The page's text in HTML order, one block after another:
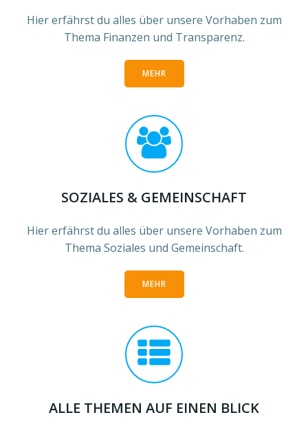
Hier erfährst du alles über unsere Vorhaben zum
Thema Finanzen und Transparenz.
MEHR
SOZIALES & GEMEINSCHAFT
Hier erfährst du alles über unsere Vorhaben zum
Thema Soziales und Gemeinschaft.
MEHR
ALLE THEMEN AUF EINEN BLICK